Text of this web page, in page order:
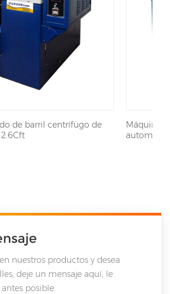
de barril centrífugo de
Máquina
nuestros productos y desea
deje un mensaje aquí, le
posible.